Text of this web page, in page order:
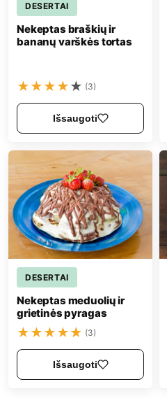
DESERTAI
Nekeptas braškių ir
bananų varškės tortas
★★★★★ (3)
Išsaugoti
DESERTAI
Nekeptas meduolių ir
grietinės pyragas
★★★★★ (3)
Išsaugoti